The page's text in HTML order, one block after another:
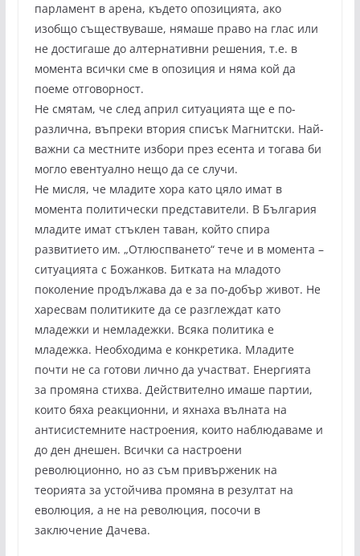
парламент в арена, където опозицията, ако
изобщо съществуваше, нямаше право на глас или
не достигаше до алтернативни решения, т.е. в
момента всички сме в опозиция и няма кой да
поеме отговорност.
Не смятам, че след април ситуацията ще е по-
различна, въпреки втория списък Магнитски. Най-
важни са местните избори през есента и тогава би
могло евентуално нещо да се случи.
Не мисля, че младите хора като цяло имат в
момента политически представители. В България
младите имат стъклен таван, който спира
развитието им. „Отлюспването“ тече и в момента –
ситуацията с Божанков. Битката на младото
поколение продължава да е за по-добър живот. Не
харесвам политиките да се разглеждат като
младежки и немладежки. Всяка политика е
младежка. Необходима е конкретика. Младите
почти не са готови лично да участват. Енергията
за промяна стихва. Действително имаше партии,
които бяха реакционни, и яхнаха вълната на
антисистемните настроения, които наблюдаваме и
до ден днешен. Всички са настроени
революционно, но аз съм привърженик на
теорията за устойчива промяна в резултат на
еволюция, а не на революция, посочи в
заключение Дачева.